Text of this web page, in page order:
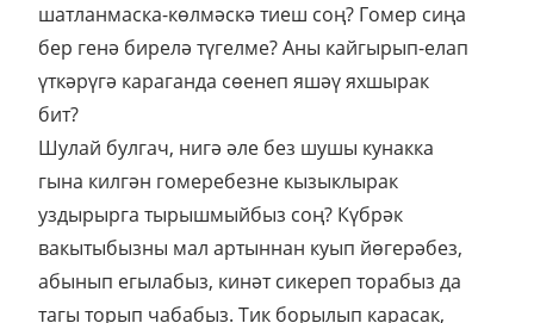
шатланмаска-көлмәскә тиеш соң? Гомер сиңа
бер генә бирелә түгелме? Аны кайгырып-елап
үткәрүгә караганда сөенеп яшәү яхшырак
бит?
Шулай булгач, нигә әле без шушы кунакка
гына килгән гомеребезне кызыклырак
уздырырга тырышмыйбыз соң? Күбрәк
вакытыбызны мал артыннан куып йөгерәбез,
абынып егылабыз, кинәт сикереп торабыз да
тагы торып чабабыз. Тик борылып карасак,